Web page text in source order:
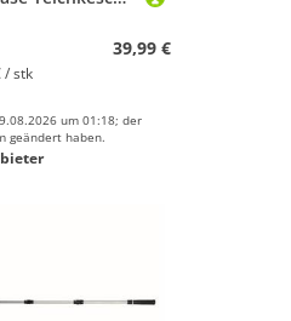
39,99 €
/ stk
um 01:18; der
geändert haben.